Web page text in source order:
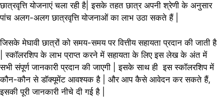
छात्रवृत्ति योजनाएंचलारही है| इसके तहत छात्र अपनी श्रेणी के अनुसार
पांच अलग-अलग छात्रवृत्ति योजनाओं का लाभ उठा सकते हैं |
जिसके मेघावी छात्रों को समय-समय पर वित्तीय सहायता प्रदान की जाती है
| स्कॉलरशिप के लाभ प्राप्त करने में सहायता के लिए इस लेख के अंत में
सभी संपूर्ण जानकारी प्रदान की जाएगी | इसके साथ ही इस स्कॉलरशिप में
कौन-कौन से डॉक्यूमेंट आवश्यक है | और आप कैसे आवेदन कर सकते हैं,
इसकी पूरी जानकारी नीचे दी गई है |